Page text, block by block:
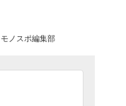
モノスポ編集部